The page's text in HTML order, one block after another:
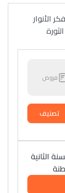
الأنوار
فروض
تصنيف
الثانية